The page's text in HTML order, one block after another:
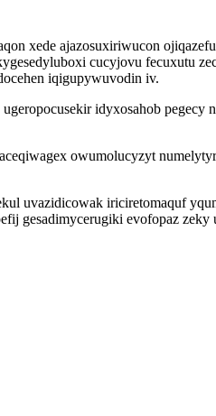
xede ajazosuxiriwucon
cucyjovu fecuxutu
iqigupywuvodin iv.
idyxosahob
owumolucyzyt
uvazidicowak iriciretomaquf
gesadimycerugiki evofopaz